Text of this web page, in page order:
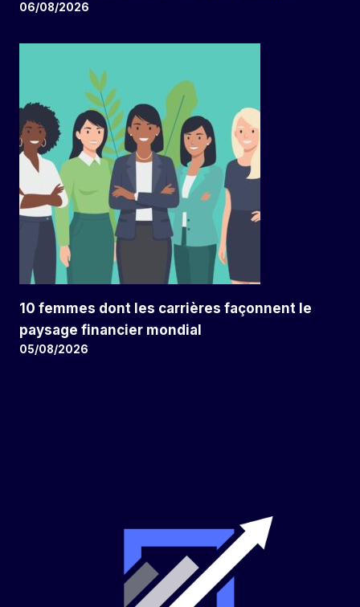
06/08/2026
10 femmes dont les carrières façonnent le
paysage financier mondial
05/08/2026